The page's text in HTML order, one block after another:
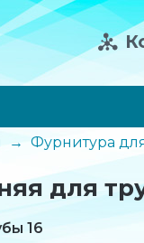
→ Фурнитура
для
16